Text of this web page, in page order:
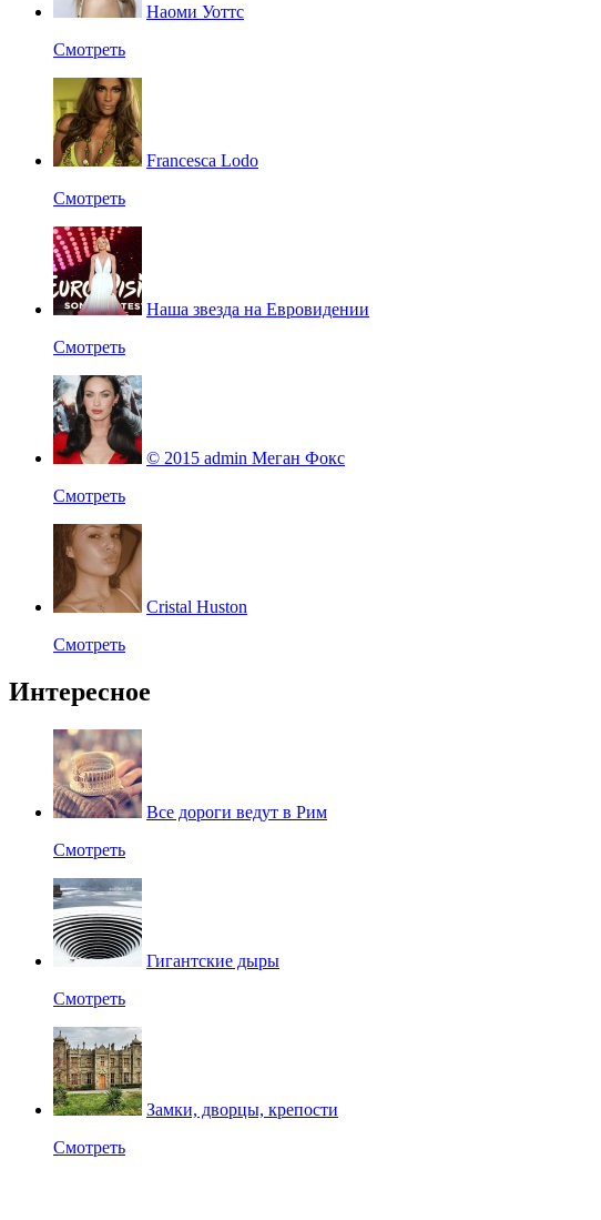
Наоми Уоттс
Смотреть
Francesca Lodo
Смотреть
Наша звезда на Евровидении
Смотреть
© 2015 admin Меган Фокс
Смотреть
Cristal Huston
Смотреть
Интересное
Все дороги ведут в Рим
Смотреть
Гигантские дыры
Смотреть
Замки, дворцы, крепости
Смотреть